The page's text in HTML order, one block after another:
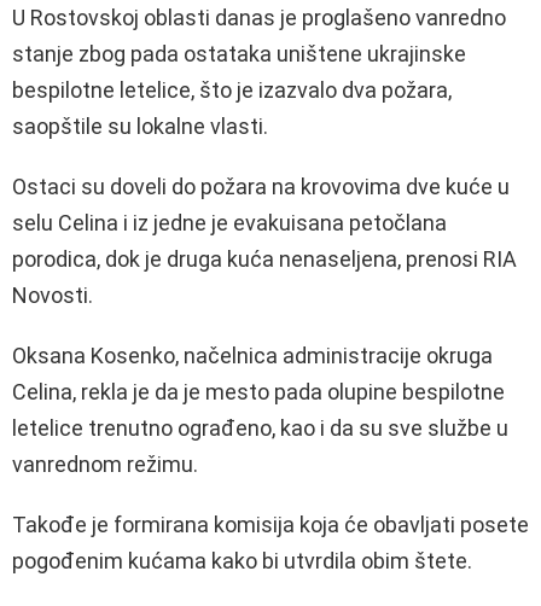
U Rostovskoj oblasti danas je proglašeno vanredno
stanje zbog pada ostataka uništene ukrajinske
bespilotne letelice, što je izazvalo dva požara,
saopštile su lokalne vlasti.
Ostaci su doveli do požara na krovovima dve kuće u
selu Celina i iz jedne je evakuisana petočlana
porodica, dok je druga kuća nenaseljena, prenosi RIA
Novosti.
Oksana Kosenko, načelnica administracije okruga
Celina, rekla je da je mesto pada olupine bespilotne
letelice trenutno ograđeno, kao i da su sve službe u
vanrednom režimu.
Takođe je formirana komisija koja će obavljati posete
pogođenim kućama kako bi utvrdila obim štete.